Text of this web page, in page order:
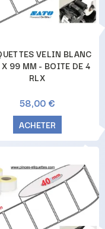
VELIN BLANC
99 MM - BOITE DE 4
RLX
58,00 €
ACHETER